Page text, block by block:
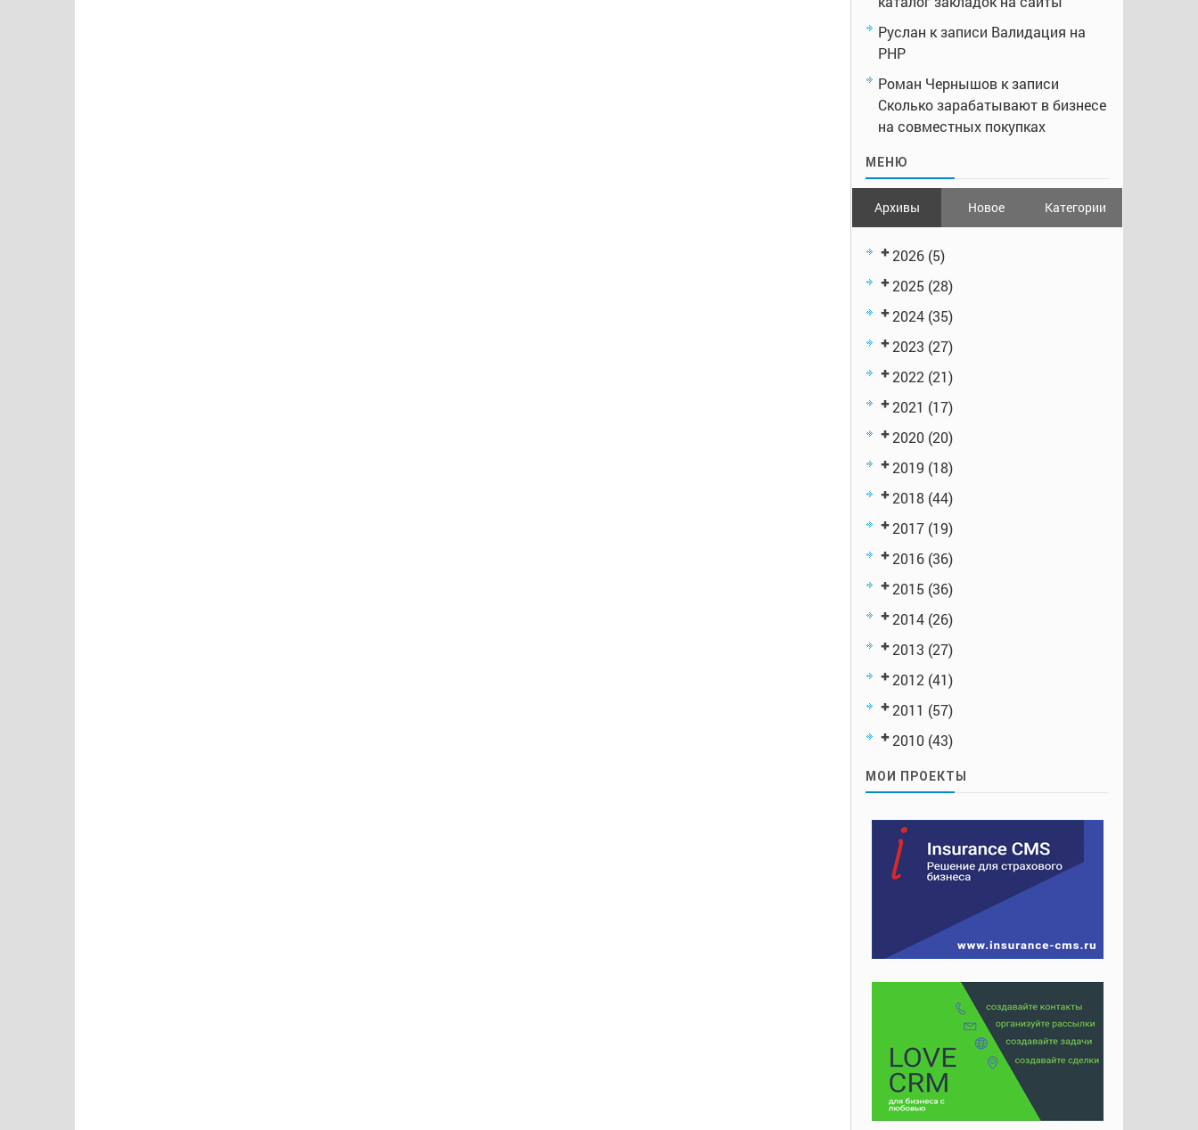
Руслан к записи Валидация на
PHP
Роман Чернышов к записи
Сколько зарабатывают в бизнесе
на совместных покупках
МЕНЮ
Архивы Новое Категории
2026 (5)
2025 (28)
2024 (35)
2023 (27)
2022 (21)
2021 (17)
2020 (20)
2019 (18)
2018 (44)
2017 (19)
2016 (36)
2015 (36)
2014 (26)
2013 (27)
2012 (41)
2011 (57)
2010 (43)
МОИ ПРОЕКТЫ